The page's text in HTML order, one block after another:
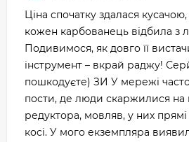
Ціна спочатку здалася кусачою,
кожен карбованець відбила з
Подивимося, як довго її
інструмент – вкрай раджу!
пошкодуєте) ЗИ У мережі
пости, де люди скаржилися на
редуктора, мовляв, у них прямі
косі. У мого екземпляра